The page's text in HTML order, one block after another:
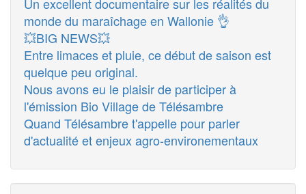
Un excellent documentaire sur les réalités du
monde du maraîchage en Wallonie 👌
💥BIG NEWS💥
Entre limaces et pluie, ce début de saison est
quelque peu original.
Nous avons eu le plaisir de participer à
l'émission Bio Village de Télésambre
Quand Télésambre t'appelle pour parler
d'actualité et enjeux agro-environementaux